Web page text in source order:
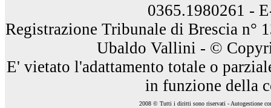
0365.1980261 -
Registrazione Tribunale di Brescia n°
Ubaldo Vallini - ©
E' vietato l'adattamento totale o
in funzione della
2008 © Tutti i diritti sono riservati - Autogestione